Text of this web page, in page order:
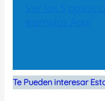
Te Pueden interesar